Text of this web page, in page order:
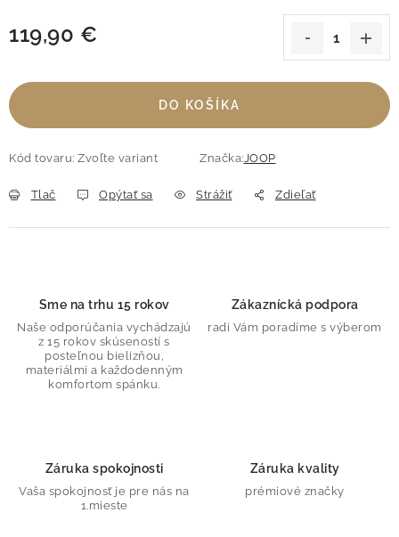
119,90 €
DO KOŠÍKA
Kód tovaru: Zvoľte variant Značka:JOOP
Tlač Opýtať sa Strážiť Zdieľať
Sme na trhu 15 rokov
Naše odporúčania vychádzajú
z 15 rokov skúseností s
posteľnou bielizňou,
materiálmi a každodenným
komfortom spánku.
Zákaznícká podpora
radi Vám poradíme s výberom
Záruka spokojnosti
Vaša spokojnosť je pre nás na
1.mieste
Záruka kvality
prémiové značky